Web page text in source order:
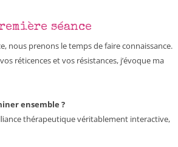
séance
nous prenons le temps de faire connaissance.
réticences et vos résistances, j’évoque ma
ensemble ?
thérapeutique véritablement interactive,